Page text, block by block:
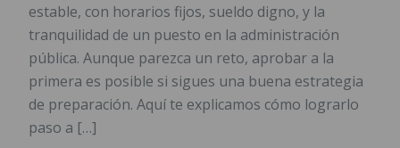
estable, con horarios fijos, sueldo digno, y la
tranquilidad de un puesto en la administración
pública. Aunque parezca un reto, aprobar a la
primera es posible si sigues una buena estrategia
de preparación. Aquí te explicamos cómo lograrlo
paso a […]